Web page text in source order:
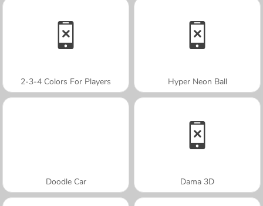
2-3-4 Colors For Players Hyper Neon Ball
Doodle Car Dama 3D